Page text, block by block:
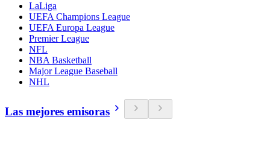
LaLiga
UEFA Champions League
UEFA Europa League
Premier League
NFL
NBA Basketball
Major League Baseball
NHL
Las mejores emisoras